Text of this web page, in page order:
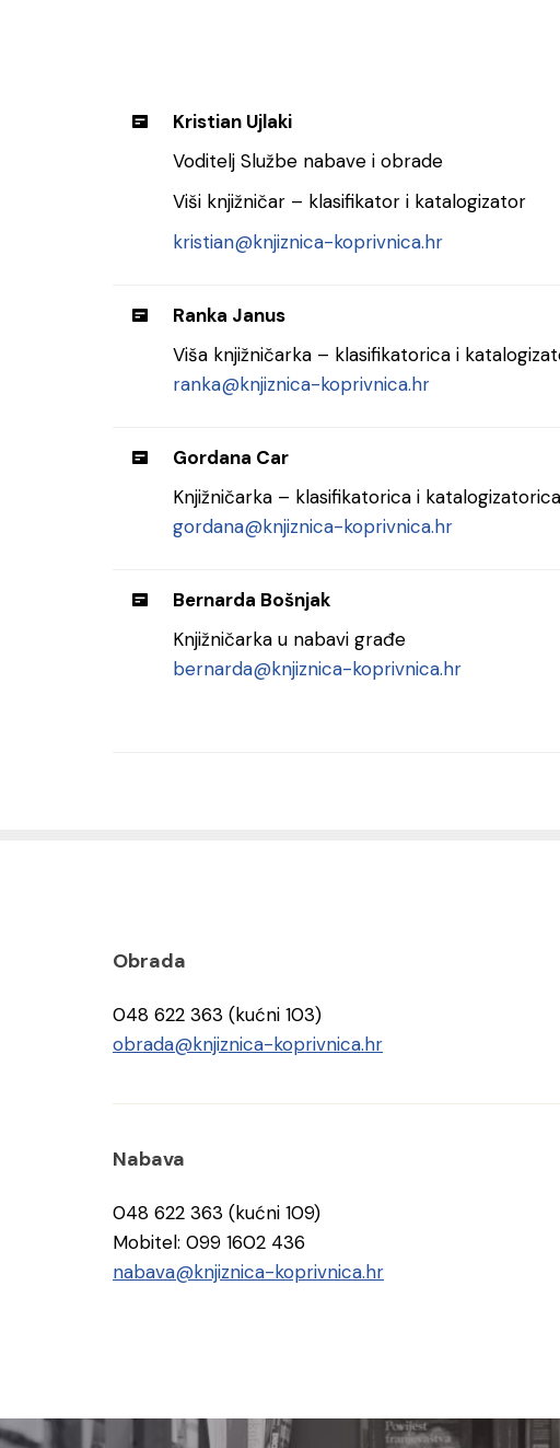
Kristian Ujlaki
Voditelj Službe nabave i obrade
Viši knjižničar – klasifikator i katalogizator
kristian@knjiznica-koprivnica.hr
Ranka Janus
Viša knjižničarka – klasifikatorica i
ranka@knjiznica-koprivnica.hr
Gordana Car
Knjižničarka – klasifikatorica i katalogizatorica
gordana@knjiznica-koprivnica.hr
Bernarda Bošnjak
Knjižničarka u nabavi građe
bernarda@knjiznica-koprivnica.hr
Obrada
048 622 363 (kućni 103)
obrada@knjiznica-koprivnica.hr
Nabava
048 622 363 (kućni 109)
Mobitel: 099 1602 436
nabava@knjiznica-koprivnica.hr